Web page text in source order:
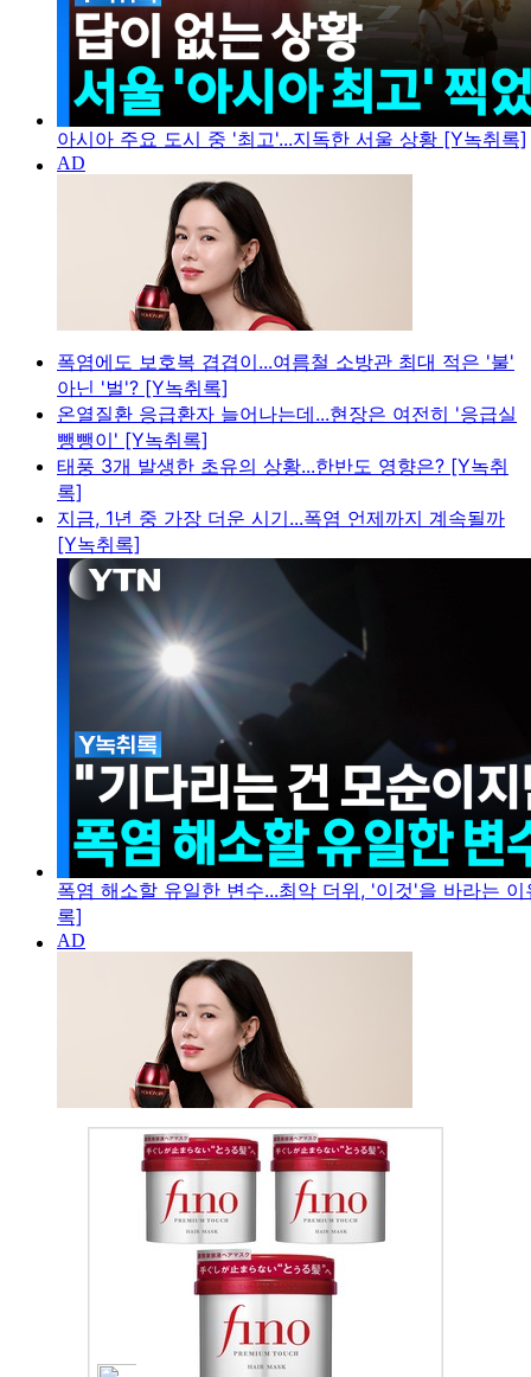
아시아 주요 도시 중 '최고'...지독한 서울 상황 [Y녹취록]
폭염에도 보호복 겹겹이...여름철 소방관 최대 적은 '불'
아닌 '벌'? [Y녹취록]
온열질환 응급환자 늘어나는데...현장은 여전히 '응급실
뺑뺑이' [Y녹취록]
태풍 3개 발생한 초유의 상황...한반도 영향은? [Y녹취
록]
지금, 1년 중 가장 더운 시기...폭염 언제까지 계속될까
[Y녹취록]
폭염 해소할 유일한 변수...최악 더위, '이것'을 바라는
록]